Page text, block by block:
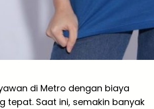
di Metro dengan biaya
tepat. Saat ini, semakin banyak